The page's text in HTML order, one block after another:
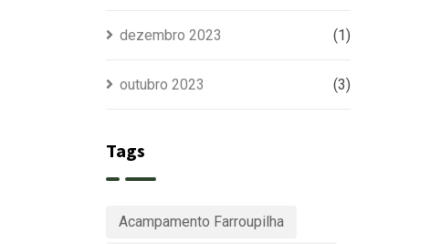
dezembro 2023 (1)
outubro 2023 (3)
Tags
Acampamento Farroupilha